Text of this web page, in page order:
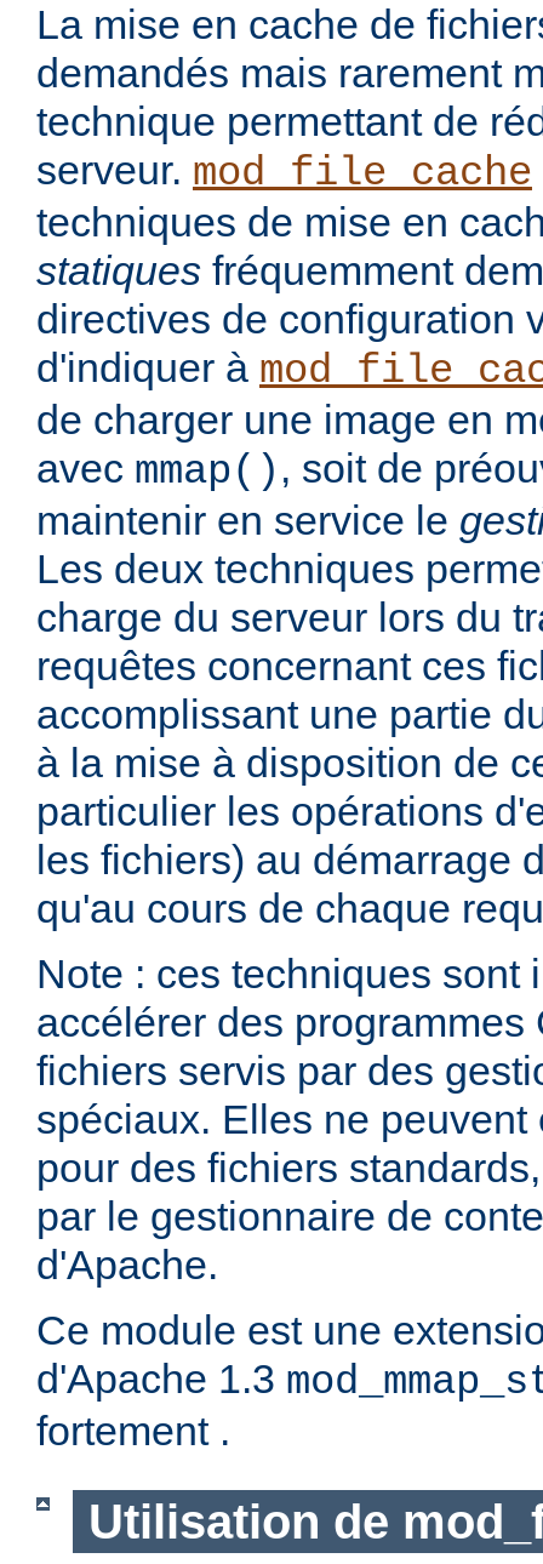
La mise en cache de
demandés mais rarement
technique permettant de
serveur. mod_file_cache
techniques de mise en
statiques fréquemment
directives de configuration
d'indiquer à
de charger une image en
avec mmap() , soit de
maintenir en service le
Les deux techniques
charge du serveur lors du
requêtes concernant ces
accomplissant une partie
à la mise à disposition de
particulier les opérations
les fichiers) au démarrage
qu'au cours de chaque
Note : ces techniques sont
accélérer des programmes
fichiers servis par des
spéciaux. Elles ne
pour des fichiers
par le gestionnaire de
d'Apache.
Ce module est une
d'Apache 1.3
fortement .
Utilisation de